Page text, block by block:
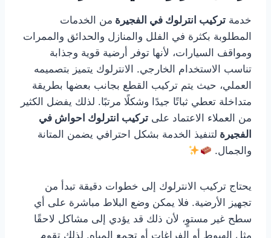
خدمة تركيب انترلوك في الفجيرة من الخدمات
المطلوبة بكثرة في الفلل والمنازل والحدائق والممرات
ومواقف السيارات، لأنها توفر أرضية قوية وجذابة
تناسب الاستخدام الخارجي. الانترلوك يتميز بتصميمه
العملي، حيث يتم تركيب القطع بجانب بعضها بطريقة
متداخلة تعطي ثباتًا جيدًا وشكلًا مرتبًا. لذلك يفضل الكثير
من العملاء الاعتماد على تركيب انترلوك احواش في
الفجيرة لتنفيذ الخدمة بشكل احترافي يضمن المتانة
والجمال.
يحتاج تركيب الانترلوك إلى خطوات دقيقة تبدأ من
تجهيز الأرضية. فلا يمكن وضع البلاط مباشرة على أي
سطح غير مستوٍ، لأن ذلك قد يؤدي إلى مشاكل لاحقًا
مثل الهبوط أو الفراغات أو تجمع المياه. لذلك تقوم